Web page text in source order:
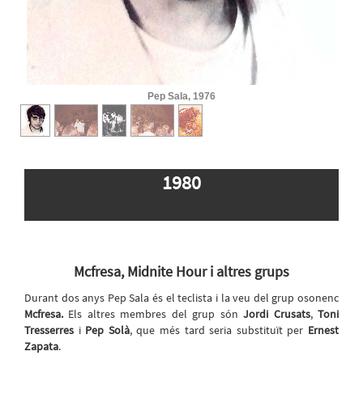
2
Pep Sala, concert amb Golgonooza, 1979
1980
Mcfresa, Midnite Hour i altres grups
Durant dos anys Pep Sala és el teclista i la veu del grup osonenc
Mcfresa. Els altres membres del grup sónJordi Crusats,Toni
Tresserres i Pep Solà, que més tard seria substituït per Ernest
Zapata.